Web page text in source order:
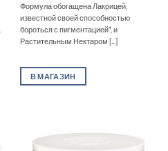
Формула обогащена Лакрицей,
известной своей способностью
бороться с пигментацией*, и
Растительным Нектаром [...]
В МАГАЗИН